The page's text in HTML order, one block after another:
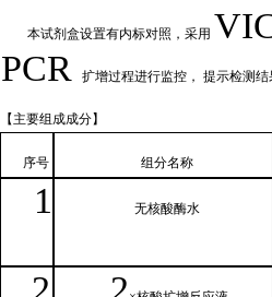
本试剂盒设置有内标对照，采用
PCR 扩增过程进行监控， 提示检测结
【主要组 成成分】
序号 组分名称
1 无核酸酶水